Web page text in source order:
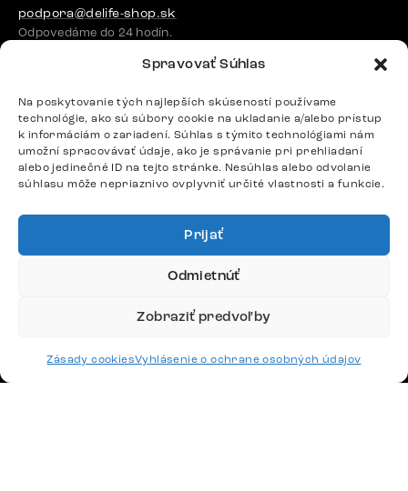
Spravovať Súhlas
Na poskytovanie tých najlepších skúseností používame
technológie, ako sú súbory cookie na ukladanie a/alebo prístup
k informáciám o zariadení. Súhlas s týmito technológiami nám
umožní spracovávať údaje, ako je správanie pri prehliadaní
alebo jedinečné ID na tejto stránke. Nesúhlas alebo odvolanie
súhlasu môže nepriaznivo ovplyvniť určité vlastnosti a funkcie.
Prijať
Odmietnúť
Zobraziť predvoľby
Zásady cookiesVyhlásenie o ochrane osobných údajov
podpora@delife-shop.sk
Odpovedáme do 24 hodín.
Google recenzie
4,8
Česko Maďarsko Nemecko